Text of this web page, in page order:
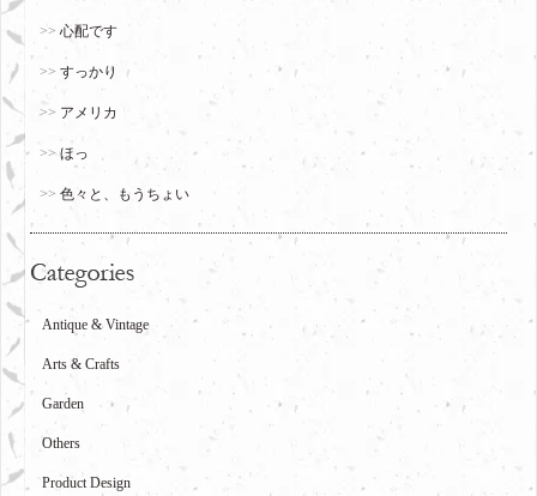
心配です
すっかり
アメリカ
ほっ
色々と、もうちょい
Antique & Vintage
Arts & Crafts
Garden
Others
Product Design